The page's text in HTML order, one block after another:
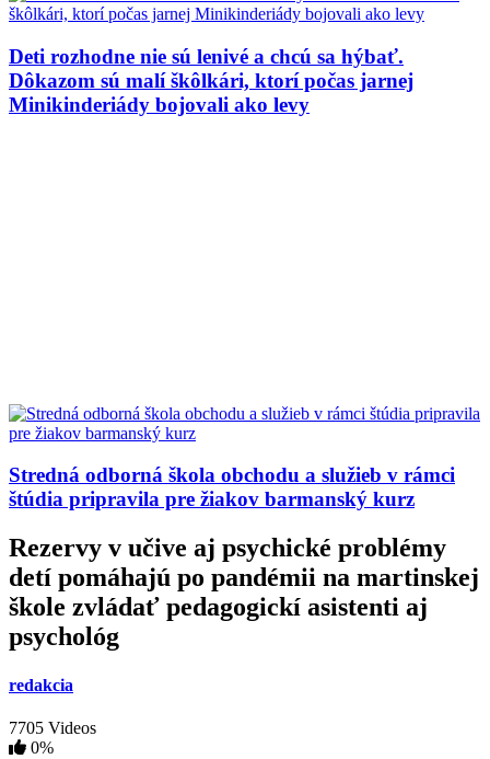
Deti rozhodne nie sú lenivé a chcú sa hýbať.
Dôkazom sú malí škôlkári, ktorí počas jarnej
Minikinderiády bojovali ako levy
Stredná odborná škola obchodu a služieb v rámci
štúdia pripravila pre žiakov barmanský kurz
Rezervy v učive aj psychické problémy
detí pomáhajú po pandémii na martinskej
škole zvládať pedagogickí asistenti aj
psychológ
redakcia
7705 Videos
0%